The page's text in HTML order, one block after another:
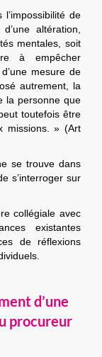
de
altération,
mentales, soit
à empêcher
mesure de
autrement, la
la personne que
toutefois être
missions. » (Art
se trouve dans
s’interroger sur
collégiale avec
existantes
de réflexions
d’une
procureur